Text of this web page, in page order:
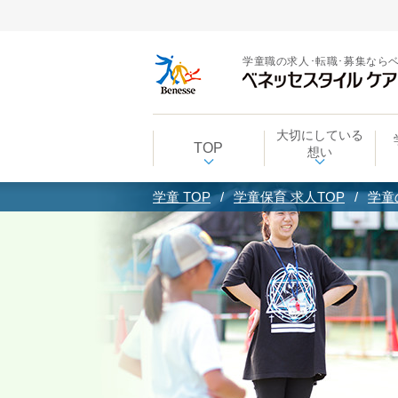
学童職の求人･転職･募集なら
TOP
大切にしている
想い
学童 TOP 学童保育 求人TOP 学童